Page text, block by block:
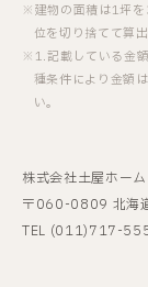
建物の面積は1坪
位を切り捨てて算
1.記載している金
種条件により金額
い。
株式会社土屋ホー
〒060-0809 北海
TEL (011)717-